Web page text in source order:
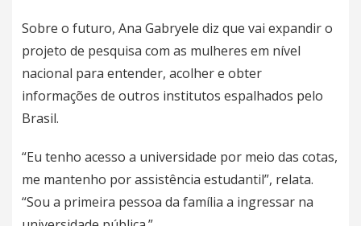
Sobre o futuro, Ana Gabryele diz que vai expandir o
projeto de pesquisa com as mulheres em nível
nacional para entender, acolher e obter
informações de outros institutos espalhados pelo
Brasil.
“Eu tenho acesso a universidade por meio das cotas,
me mantenho por assistência estudantil”, relata.
“Sou a primeira pessoa da família a ingressar na